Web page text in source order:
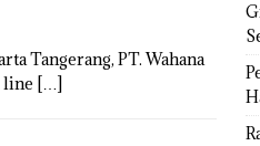
Tangerang, PT. Wahana
line […]